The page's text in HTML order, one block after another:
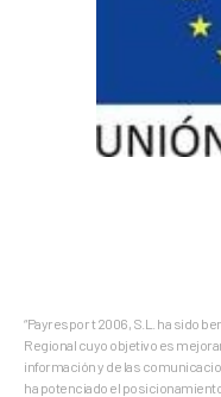
“Payrespor t 2006, S.L. ha sido
Regional cuyo objetivo es
información y de las
ha potenciado el